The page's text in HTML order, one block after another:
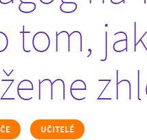
tom,
UČITELÉ